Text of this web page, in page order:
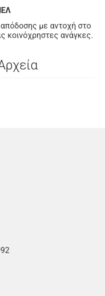
με αντοχή στο
κοινόχρηστες ανάγκες.